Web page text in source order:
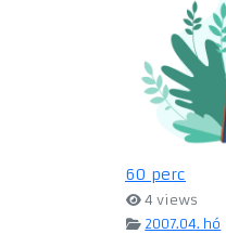
60 perc
4 views
2007.04. hó